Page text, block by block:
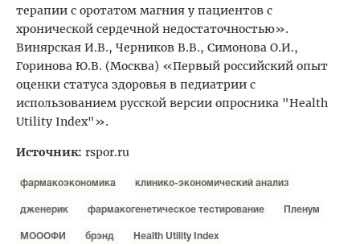
терапии с оротатом магния у пациентов с
хронической сердечной недостаточностью».
Винярская И.В., Черников В.В., Симонова О.И.,
Горинова Ю.В. (Москва) «Первый российский опыт
оценки статуса здоровья в педиатрии с
использованием русской версии опросника "Health
Utility Index"».
Источник: rspor.ru
фармакоэкономика клинико-экономический анализ
дженерик фармакогенетическое тестирование Пленум
МОООФИ брэнд Health Utility Index